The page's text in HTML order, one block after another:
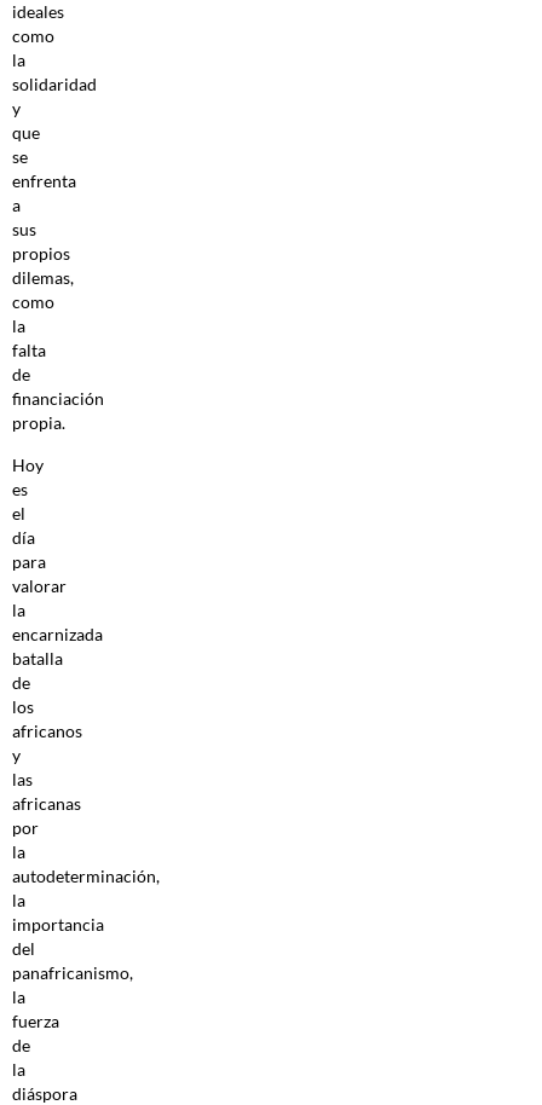
ideales
como
la
solidaridad
y
que
se
enfrenta
a
sus
propios
dilemas,
como
la
falta
de
financiación
propia.
Hoy
es
el
día
para
valorar
la
encarnizada
batalla
de
los
africanos
y
las
africanas
por
la
autodeterminación,
la
importancia
del
panafricanismo,
la
fuerza
de
la
diáspora